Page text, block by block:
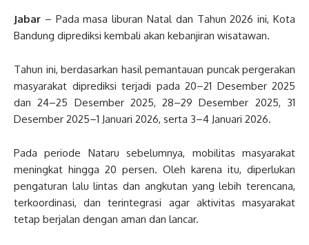
Jabar – Pada masa liburan Natal dan Tahun 2026 ini, Kota
Bandung diprediksi kembali akan kebanjiran wisatawan.
Tahun ini, berdasarkan hasil pemantauan puncak pergerakan
masyarakat diprediksi terjadi pada 20–21 Desember 2025
dan 24–25 Desember 2025, 28–29 Desember 2025, 31
Desember 2025–1 Januari 2026, serta 3–4 Januari 2026.
Pada periode Nataru sebelumnya, mobilitas masyarakat
meningkat hingga 20 persen. Oleh karena itu, diperlukan
pengaturan lalu lintas dan angkutan yang lebih terencana,
terkoordinasi, dan terintegrasi agar aktivitas masyarakat
tetap berjalan dengan aman dan lancar.